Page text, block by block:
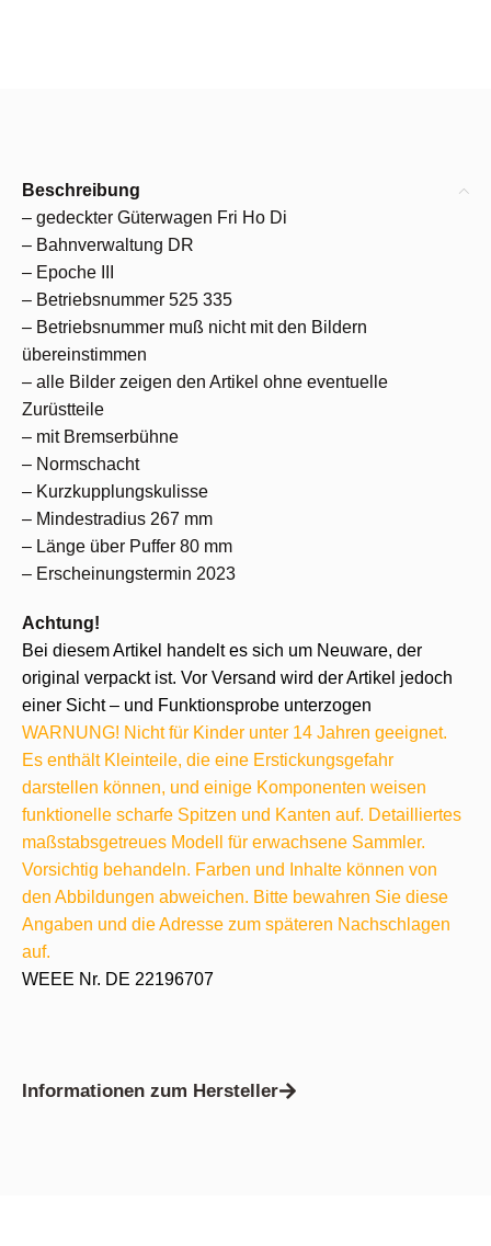
Beschreibung
– gedeckter Güterwagen Fri Ho Di
– Bahnverwaltung DR
– Epoche III
– Betriebsnummer 525 335
– Betriebsnummer muß nicht mit den Bildern
übereinstimmen
– alle Bilder zeigen den Artikel ohne eventuelle
Zurüstteile
– mit Bremserbühne
– Normschacht
– Kurzkupplungskulisse
– Mindestradius 267 mm
– Länge über Puffer 80 mm
– Erscheinungstermin 2023
Achtung!
Bei diesem Artikel handelt es sich um Neuware, der
original verpackt ist. Vor Versand wird der Artikel jedoch
einer Sicht – und Funktionsprobe unterzogen
WARNUNG! Nicht für Kinder unter 14 Jahren geeignet.
Es enthält Kleinteile, die eine Erstickungsgefahr
darstellen können, und einige Komponenten weisen
funktionelle scharfe Spitzen und Kanten auf. Detailliertes
maßstabsgetreues Modell für erwachsene Sammler.
Vorsichtig behandeln. Farben und Inhalte können von
den Abbildungen abweichen. Bitte bewahren Sie diese
Angaben und die Adresse zum späteren Nachschlagen
auf.
WEEE Nr. DE 22196707
Informationen zum Hersteller